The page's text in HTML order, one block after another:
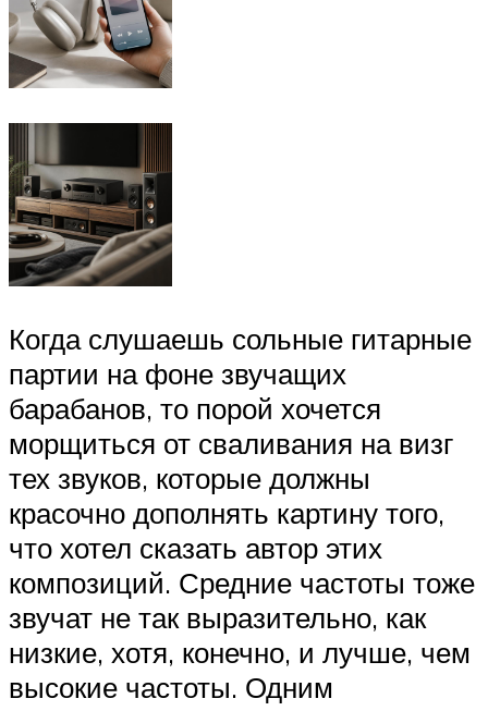
Когда слушаешь сольные гитарные
партии на фоне звучащих
барабанов, то порой хочется
морщиться от сваливания на визг
тех звуков, которые должны
красочно дополнять картину того,
что хотел сказать автор этих
композиций. Средние частоты тоже
звучат не так выразительно, как
низкие, хотя, конечно, и лучше, чем
высокие частоты. Одним